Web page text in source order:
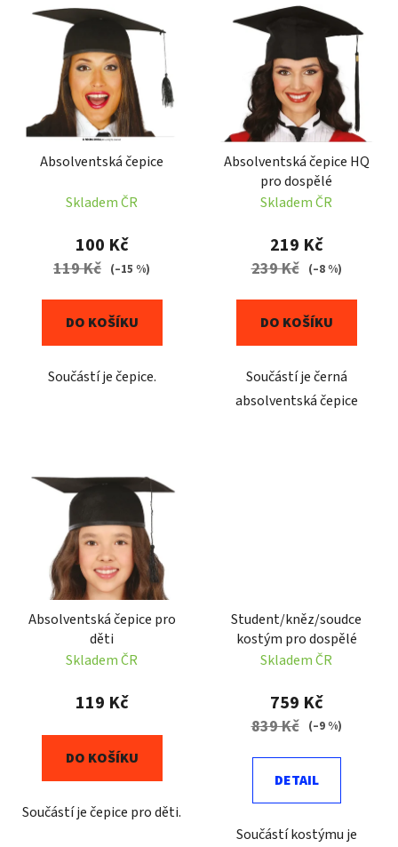
Absolventská čepice
Skladem ČR
100 Kč
119 Kč (–15 %)
DO KOŠÍKU
Součástí je čepice.
Absolventská čepice HQ
pro dospělé
Skladem ČR
219 Kč
239 Kč (–8 %)
DO KOŠÍKU
Součástí je černá
absolventská čepice
Absolventská čepice pro
děti
Skladem ČR
119 Kč
DO KOŠÍKU
Součástí je čepice pro děti.
Student/kněz/soudce
kostým pro dospělé
Skladem ČR
759 Kč
839 Kč (–9 %)
DETAIL
Součástí kostýmu je